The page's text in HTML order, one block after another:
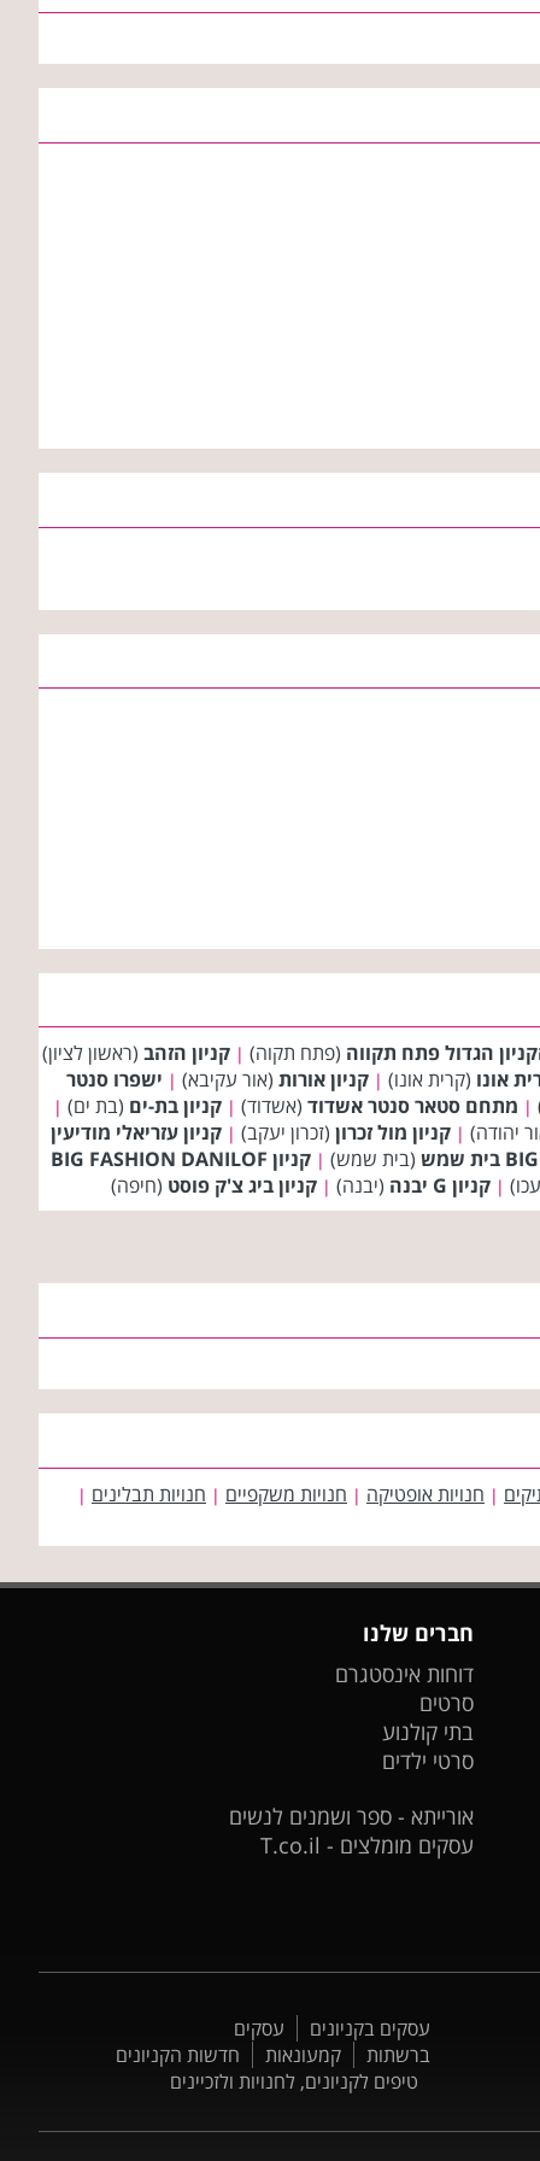
הגדול פתח תקווה (פתח תקוה) | קניון הזהב (ראשון לציון)
אונו (קרית אונו) | קניון אורות (אור עקיבא) | ישפרו סנטר
| מתחם סטאר סנטר אשדוד (אשדוד) | קניון בת-ים (בת ים) |
יהודה) | קניון מול זכרון (זכרון יעקב) | קניון עזריאלי מודיעין
(בית שמש) |
קניון BIG FASHION DANILOF
| קניון G יבנה (יבנה) | קניון ביג צ'ק פוסט (חיפה)
| חנויות אופטיקה | חנויות משקפיים | חנויות תבלינים |
חברים שלנו
דוחות אינסטגרם
סרטים
בתי קולנוע
סרטי ילדים
אורייתא - ספר ושמנים לנשים
עסקים מומלצים - T.co.il
עסקים בקניונים
עסקים
ברשתות
קמעונאות
חדשות הקניונים
טיפים לקניונים, לחנויות ולזכיינים